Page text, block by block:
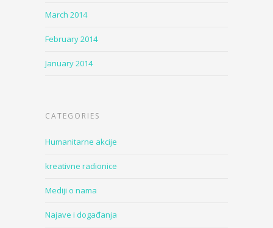
March 2014
February 2014
January 2014
CATEGORIES
Humanitarne akcije
kreativne radionice
Mediji o nama
Najave i događanja